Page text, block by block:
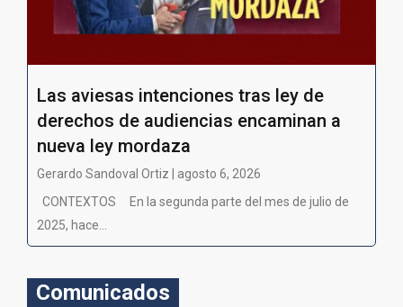
Las aviesas intenciones tras ley de
derechos de audiencias encaminan a
nueva ley mordaza
Gerardo Sandoval Ortiz | agosto 6, 2026
CONTEXTOS En la segunda parte del mes de julio de
2025, hace...
Comunicados